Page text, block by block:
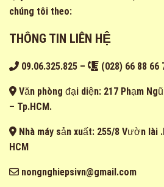
chúng tôi theo:
THÔNG TIN LIÊN HỆ
09.06.325.825 – (028) 66 88 66
Văn phòng đại diện: 217 Phạm
– Tp.HCM.
Nhà máy sản xuất: 255/8 Vườn lài
HCM
nongnghiepsivn@gmail.com